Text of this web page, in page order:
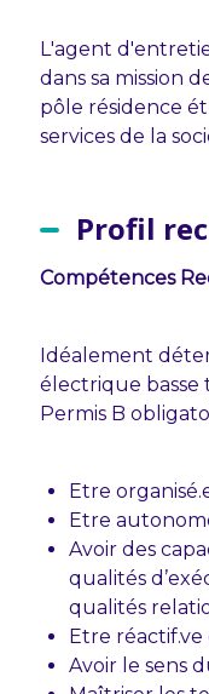
L'agent
dans sa mission
pôle résidence
services de la
Profil
Compétences
Idéalement
électrique basse
Permis B
Etre
Etre
Avoir des
qualités
qualités
Etre
Avoir le sens